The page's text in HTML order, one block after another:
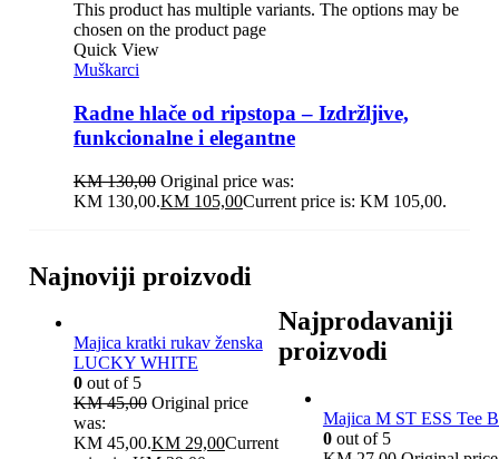
This product has multiple variants. The options may be
chosen on the product page
Quick View
Muškarci
Radne hlače od ripstopa – Izdržljive,
funkcionalne i elegantne
KM130,00 Original price was:
KM 130,00.KM105,00Current price is: KM 105,00.
Najnoviji proizvodi
Majica kratki rukav ženska
LUCKY WHITE
0out of 5
KM45,00 Original price
was:
KM 45,00.KM29,00Current
Najprodavaniji
proizvodi
Majica M ST ESS Tee
0out of 5